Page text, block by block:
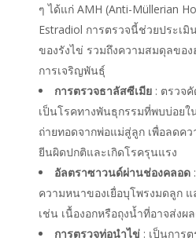
ๆ ได้แก่ AMH (Anti-Müllerian
Estradiol การตรวจนี้ช่วยประเ
ของรังไข่ รวมถึงความสมดุลขอ
การเจริญพันธุ์
การตรวจธาลัสซีเมีย : ตรวจ
เป็นโรคทางพันธุกรรมที่พบบ่อยใ
ถ่ายทอดจากพ่อแม่สู่ลูก เพื่อลดคว
ยีนผิดปกติและเกิดโรครุนแรง
อัลตราซาวนด์ผ่านช่องคลอด
ความหนาของเยื่อบุโพรงมดลูก
เช่น เนื้องอกหรือถุงน้ำที่อาจส่งผ
การตรวจท่อนำไข่ : เป็นการ